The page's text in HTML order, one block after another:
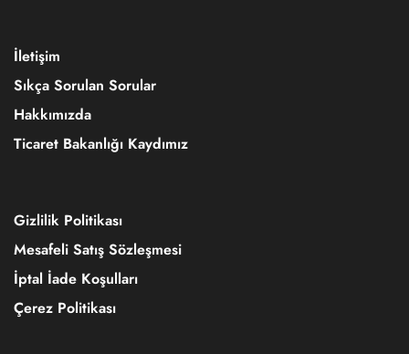
İletişim
Sıkça Sorulan Sorular
Hakkımızda
Ticaret Bakanlığı Kaydımız
Gizlilik Politikası
Mesafeli Satış Sözleşmesi
İptal İade Koşulları
Çerez Politikası